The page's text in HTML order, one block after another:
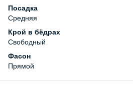
Посадка
Средняя
Крой в бёдрах
Свободный
Фасон
Прямой